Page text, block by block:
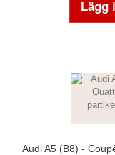
Lägg
Audi A5 (B8) -